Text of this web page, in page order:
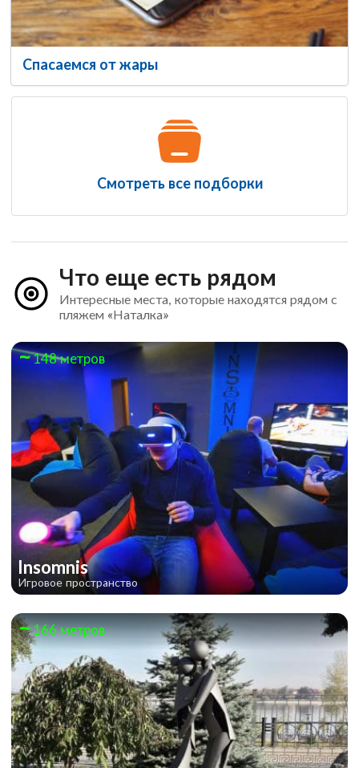
Спасаемся от жары
Смотреть все подборки
Что еще есть рядом
Интересные места, которые находятся рядом с
пляжем «Наталка»
148 метров
Insomnis
Игровое пространство
166 метров